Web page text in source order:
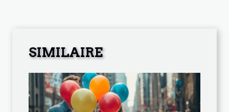
SIMILAIRE